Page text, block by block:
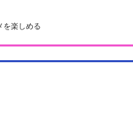
を楽しめる